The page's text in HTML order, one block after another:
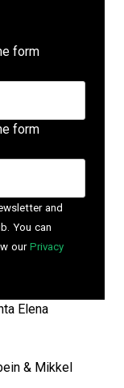
form
form
and
You can
our Privacy
Elena
& Mikkel